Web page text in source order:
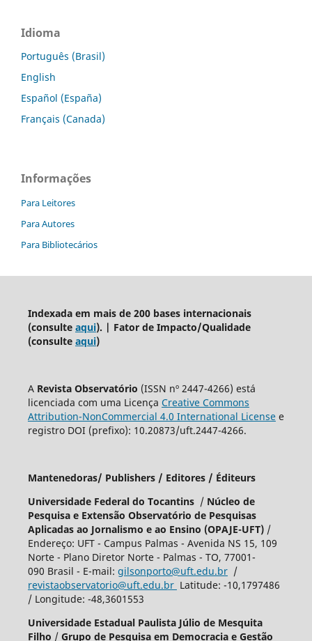
Idioma
Português (Brasil)
English
Español (España)
Français (Canada)
Informações
Para Leitores
Para Autores
Para Bibliotecários
Indexada em mais de 200 bases internacionais
(consulte aqui). | Fator de Impacto/Qualidade
(consulte aqui)
A Revista Observatório (ISSN nº 2447-4266) está
licenciada com uma Licença Creative Commons
Attribution-NonCommercial 4.0 International Licensee
registro DOI (prefixo): 10.20873/uft.2447-4266.
Mantenedoras/ Publishers / Editores / Éditeurs
Universidade Federal do Tocantins/ Núcleo de
Pesquisa e Extensão Observatório de Pesquisas
Aplicadas ao Jornalismo e ao Ensino (OPAJE-UFT)/
Endereço: UFT - Campus Palmas - Avenida NS 15, 109
Norte - Plano Diretor Norte - Palmas - TO, 77001-
090 Brasil - E-mail: gilsonporto@uft.edu.br/
revistaobservatorio@uft.edu.br Latitude: -10,1797486
/ Longitude: -48,3601553
Universidade Estadual Paulista Júlio de Mesquita
Filho / Grupo de Pesquisa em Democracia e Gestão